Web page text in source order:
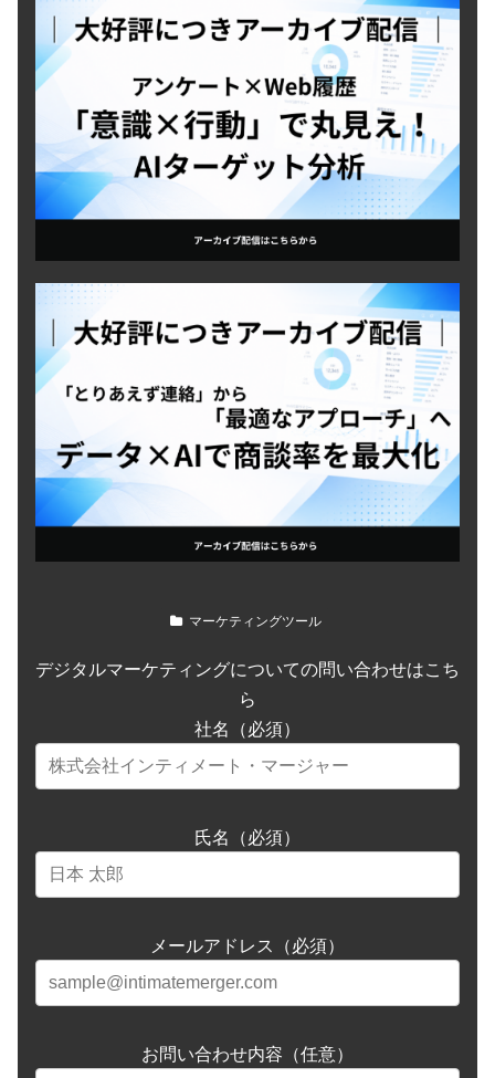
マーケティングツール
デジタルマーケティングについての問い合わせはこち
ら
社名（必須）
氏名（必須）
メールアドレス（必須）
お問い合わせ内容（任意）